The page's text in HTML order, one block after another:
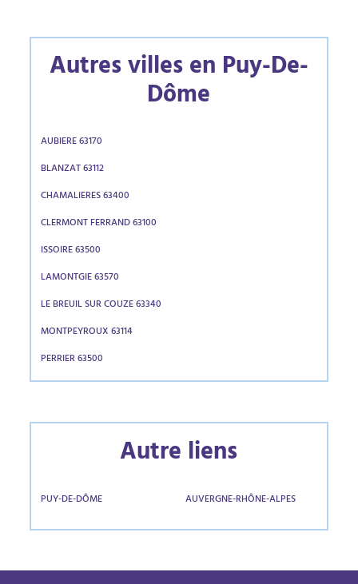
Autres villes en Puy-De-
Dôme
AUBIERE 63170
BLANZAT 63112
CHAMALIERES 63400
CLERMONT FERRAND 63100
ISSOIRE 63500
LAMONTGIE 63570
LE BREUIL SUR COUZE 63340
MONTPEYROUX 63114
PERRIER 63500
Autre liens
PUY-DE-DÔME AUVERGNE-RHÔNE-ALPES